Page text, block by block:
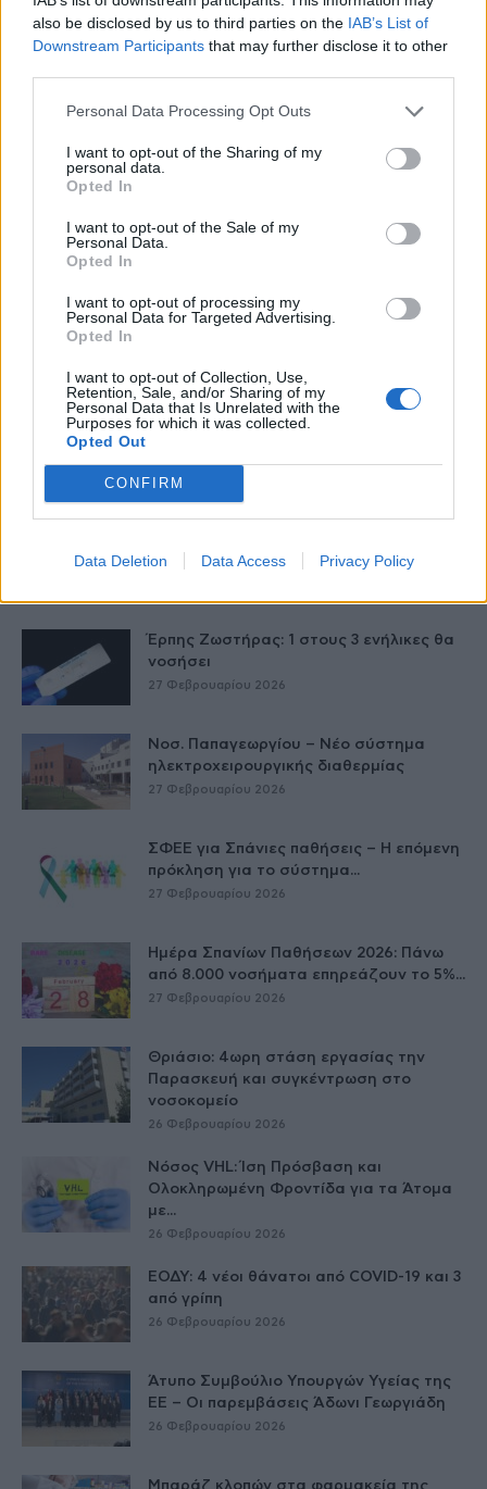
also be disclosed by us to third parties on the IAB’s List of
Downstream Participants that may further disclose it to other
Personal Data Processing Opt Outs
I want to opt-out of the Sharing of my
personal data.
Opted In
I want to opt-out of the Sale of my
Personal Data.
Opted In
I want to opt-out of processing my
Personal Data for Targeted Advertising.
Opted In
I want to opt-out of Collection, Use,
Retention, Sale, and/or Sharing of my
Personal Data that Is Unrelated with the
Purposes for which it was collected.
Opted Out
CONFIRM
Data Deletion Data Access Privacy Policy
Δείτε Ακόμη
συνεργασία δημοσίου και ιδιωτικού
Παράρτημα του Παίδων “Αγία Σοφία”
27 Φεβρουαρίου 2026
Δύο χρόνια λειτουργίας της Κλινικής
27 Φεβρουαρίου 2026
αντιλιπιδαιμικού φαρμάκου
Έρπης Ζωστήρας: 1 στους 3 ενήλικες θα
νοσήσει
27 Φεβρουαρίου 2026
Νοσ. Παπαγεωργίου – Νέο σύστημα
ηλεκτροχειρουργικής διαθερμίας
27 Φεβρουαρίου 2026
ΣΦΕΕ για Σπάνιες παθήσεις – Η επόμενη
πρόκληση για το σύστημα...
27 Φεβρουαρίου 2026
Ημέρα Σπανίων Παθήσεων 2026: Πάνω
από 8.000 νοσήματα επηρεάζουν το 5%...
27 Φεβρουαρίου 2026
Θριάσιο: 4ωρη στάση εργασίας την
Παρασκευή και συγκέντρωση στο
νοσοκομείο
26 Φεβρουαρίου 2026
Νόσος VHL: Ίση Πρόσβαση και
Ολοκληρωμένη Φροντίδα για τα Άτομα
με...
26 Φεβρουαρίου 2026
ΕΟΔΥ: 4 νέοι θάνατοι από COVID-19 και 3
από γρίπη
26 Φεβρουαρίου 2026
Άτυπο Συμβούλιο Υπουργών Υγείας της
ΕE – Οι παρεμβάσεις Άδωνι Γεωργιάδη
26 Φεβρουαρίου 2026